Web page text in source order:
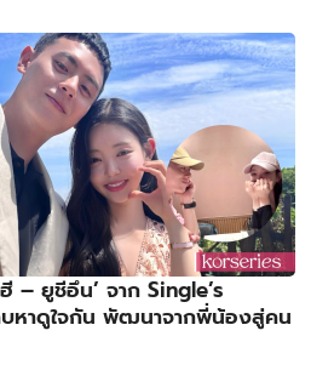
– ยูชีอึน’ จาก Single’s
หาดูใจกัน พัฒนาจากพี่น้องสู่คน